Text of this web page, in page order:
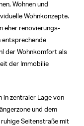
Wohnen und
Wohnkonzepte.
eher renovierungs-
entsprechende
der Wohnkomfort als
der Immobilie
in zentraler Lage von
und dem
Seitenstraße mit